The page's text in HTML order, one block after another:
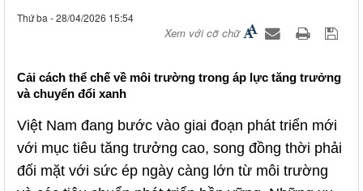
Thứ ba - 28/04/2026 15:54
Xem với cỡ chữ
Cải cách thể chế về môi trường trong áp lực tăng trưởng
và chuyển đổi xanh
Việt Nam đang bước vào giai đoạn phát triển mới
với mục tiêu tăng trưởng cao, song đồng thời phải
đối mặt với sức ép ngày càng lớn từ môi trường